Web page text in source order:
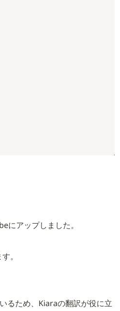
アップしました。
。
るため、Kiaraの翻訳が役に立